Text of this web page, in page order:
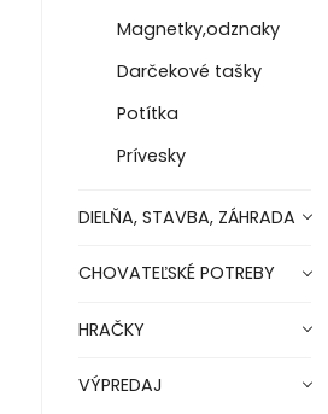
Magnetky,odznaky
Darčekové tašky
Potítka
Prívesky
DIELŇA, STAVBA, ZÁHRADA
CHOVATEĽSKÉ POTREBY
HRAČKY
VÝPREDAJ